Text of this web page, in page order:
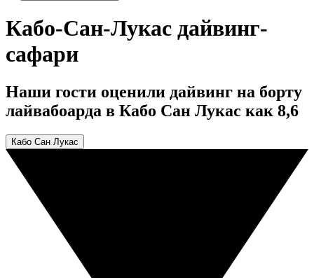
Кабо-Сан-Лукас дайвинг-
сафари
Наши гости оценили дайвинг на борту
лайвабоарда в Кабо Сан Лукас как 8,6
Кабо Сан Лукас